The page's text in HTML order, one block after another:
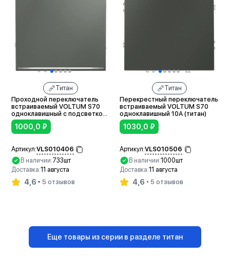
Титан
Проходной переключатель
встраиваемый VOLTUM S70
одноклавишный с подсветкой
10А (титан)
1000,0 ₽
Артикул:VLS010406
В наличии:733шт
Доставка:11 августа
4,6 5 отзывов
Титан
Перекрестный переключатель
встраиваемый VOLTUM S70
одноклавишный 10А (титан)
1030,0 ₽
Артикул:VLS010506
В наличии:1000шт
Доставка:11 августа
4,6 5 отзывов
Еще товары из серии в разделе титан